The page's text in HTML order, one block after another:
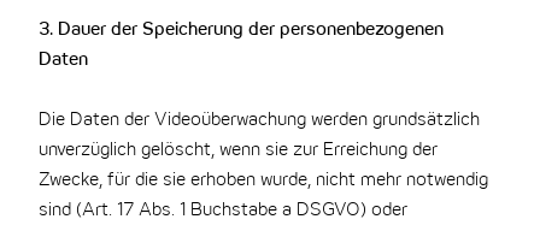
3. Dauer der Speicherung der personenbezogenen
Daten
Die Daten der Videoüberwachung werden grundsätzlich
unverzüglich gelöscht, wenn sie zur Erreichung der
Zwecke, für die sie erhoben wurde, nicht mehr notwendig
sind (Art. 17 Abs. 1 Buchstabe a DSGVO) oder